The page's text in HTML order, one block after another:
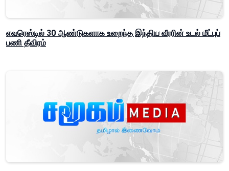
எவரெஸ்டில் 30 ஆண்டுகளாக உறைந்த இந்திய வீரரின் உடல் மீட்புப்
பணி தீவிரம்